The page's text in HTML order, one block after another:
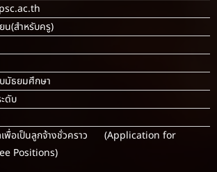
น(สำหรับครู)
มัธยมศึกษา
ดับ
เพื่อเป็นลูกจ้างชั่วคราว (Application for
Positions)